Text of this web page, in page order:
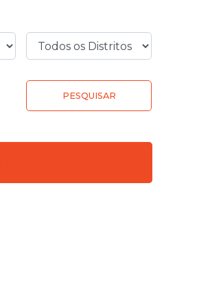
PESQUISAR